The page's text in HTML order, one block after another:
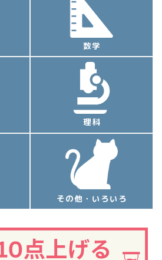
数学
理科
その他・いろいろ